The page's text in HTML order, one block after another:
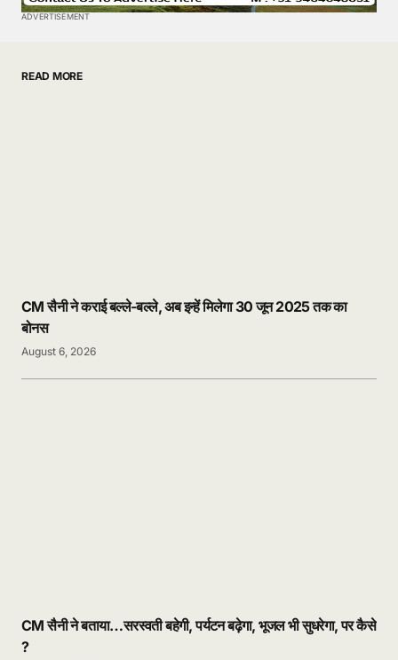
ADVERTISEMENT
READ MORE
CM सैनी ने कराई बल्ले-बल्ले, अब इन्हें मिलेगा 30 जून 2025 तक का
बोनस
August 6, 2026
CM सैनी ने बताया…सरस्वती बहेगी, पर्यटन बढ़ेगा, भूजल भी सुधरेगा, पर कैसे
?